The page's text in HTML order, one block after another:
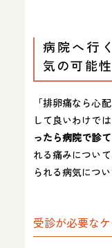
病院へ行
気の可能性
「排卵痛なら心
して良いわけで
ったら病院で診
れる痛みについて
られる病気につい
受診が必要な